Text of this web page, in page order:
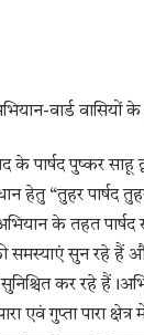
वार्ड वासियों के
पार्षद पुष्कर साहू
हेतु “तुहर पार्षद
के तहत पार्षद
समस्याएं सुन रहे हैं
कर रहे
एवं गुप्ता पारा